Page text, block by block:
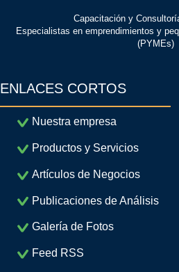
Capacitación y
Especialistas en emprendimientos y
(PYMEs)
ENLACES CORTOS
Nuestra empresa
Productos y Servicios
Artículos de Negocios
Publicaciones de Análisis
Galería de Fotos
Feed RSS